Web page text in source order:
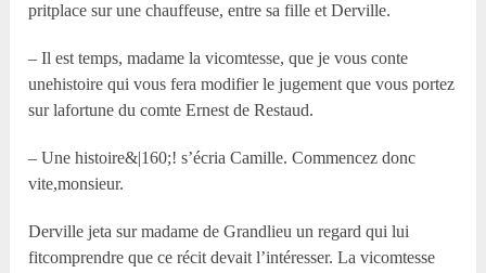
pritplace sur une chauffeuse, entre sa fille et Derville.
– Il est temps, madame la vicomtesse, que je vous conte
unehistoire qui vous fera modifier le jugement que vous portez
sur lafortune du comte Ernest de Restaud.
– Une histoire&|160;! s’écria Camille. Commencez donc
vite,monsieur.
Derville jeta sur madame de Grandlieu un regard qui lui
fitcomprendre que ce récit devait l’intéresser. La vicomtesse